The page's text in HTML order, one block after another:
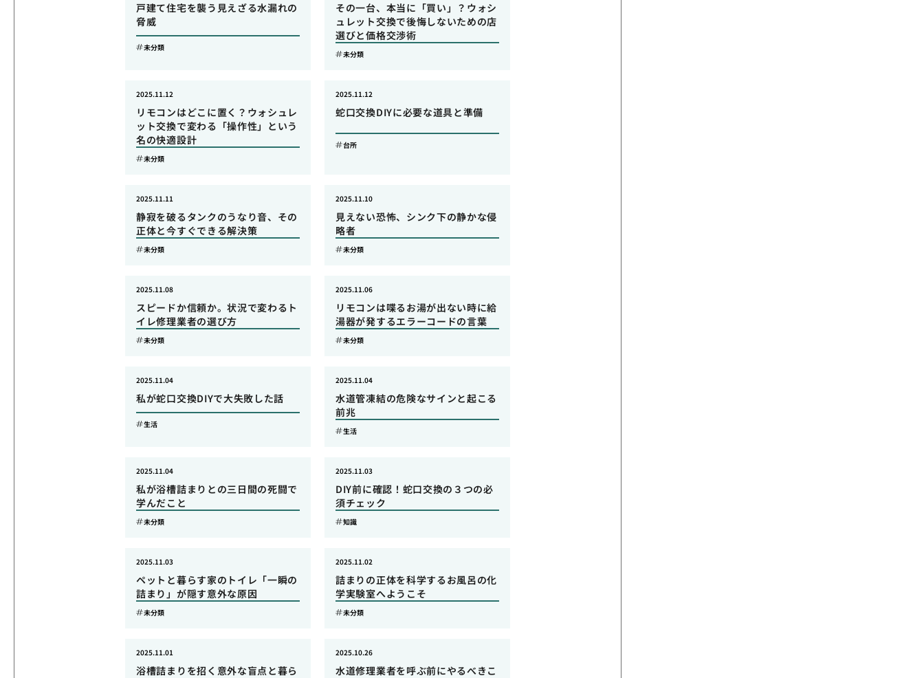
戸建て住宅を襲う見えざる水漏れの
脅威
未分類
その一台、本当に「買い」？ウォシ
ュレット交換で後悔しないための店
選びと価格交渉術
未分類
リモコンはどこに置く？ウォシュレ
ット交換で変わる「操作性」という
名の快適設計
2025.11.12
未分類
蛇口交換DIYに必要な道具と準備
2025.11.12
台所
静寂を破るタンクのうなり音、その
正体と今すぐできる解決策
2025.11.11
未分類
見えない恐怖、シンク下の静かな侵
略者
2025.11.10
未分類
スピードか信頼か。状況で変わるト
イレ修理業者の選び方
2025.11.08
未分類
リモコンは喋るお湯が出ない時に給
湯器が発するエラーコードの言葉
2025.11.06
未分類
私が蛇口交換DIYで大失敗した話
2025.11.04
生活
水道管凍結の危険なサインと起こる
前兆
2025.11.04
生活
私が浴槽詰まりとの三日間の死闘で
学んだこと
2025.11.04
未分類
DIY前に確認！蛇口交換の３つの必
須チェック
2025.11.03
知識
ペットと暮らす家のトイレ「一瞬の
詰まり」が隠す意外な原因
2025.11.03
未分類
詰まりの正体を科学するお風呂の化
学実験室へようこそ
2025.11.02
未分類
浴槽詰まりを招く意外な盲点と暮ら
2025.11.01
水道修理業者を呼ぶ前にやるべきこ
2025.10.26